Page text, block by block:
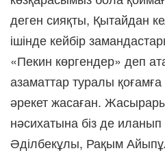
деген сияқты, Қытайдан
ішінде кейбір
«Пекин көргендер» деп
азаматтар туралы қоғамға
әрекет жасаған.
нәсихатына біз де
Әділбекұлы, Рақым